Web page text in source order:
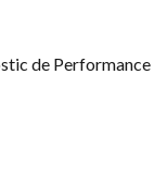
de Performance